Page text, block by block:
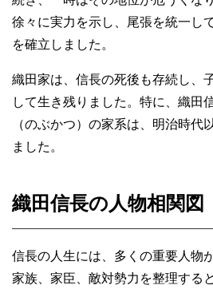
徐々に実力を示し、尾張を統一し
を確立しました。
織田家は、信長の死後も存続し、
して生き残りました。特に、織田
（のぶかつ）の家系は、明治時代
ました。
織田信長の人物相関図
信長の人生には、多くの重要人物
家族、家臣、敵対勢力を整理する